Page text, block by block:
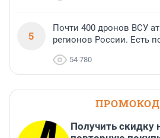
5
Почти 400 дронов ВСУ
регионов России. Есть
54 780
Получить скидку